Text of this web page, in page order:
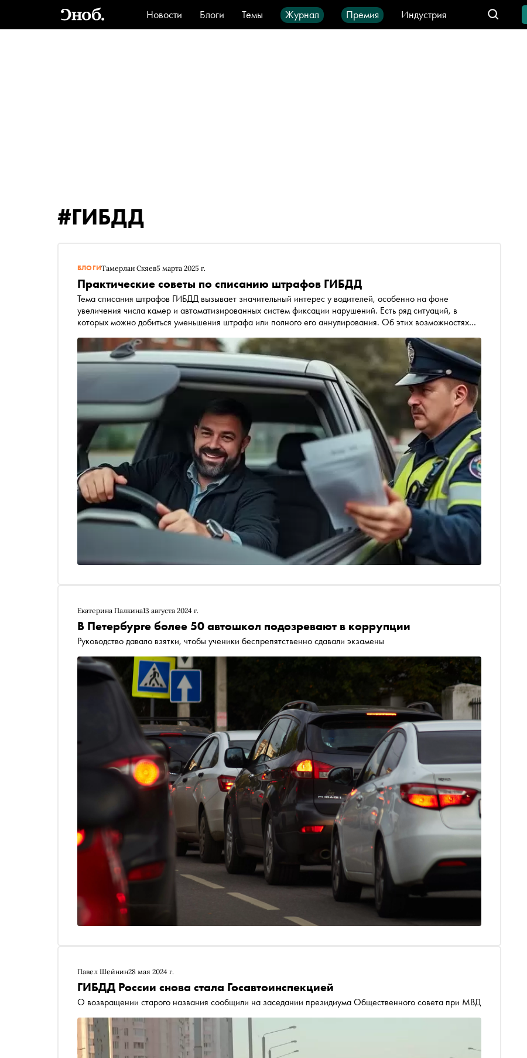
Новости Блоги Темы Журнал Премия
Индустрия
Стиль
Видео Город IT-продукты
#ГИБДД
БЛОГИТамерлан Скяев5 марта 2025 г.
Практические советы по списанию штрафов ГИБДД
Тема списания штрафов ГИБДД вызывает значительный интерес у водителей, особенно на фоне
увеличения числа камер и автоматизированных систем фиксации нарушений. Есть ряд ситуаций, в
которых можно добиться уменьшения штрафа или полного его аннулирования. Об этих возможностях
Екатерина Палкина13 августа 2024 г.
В Петербурге более 50 автошкол подозревают в коррупции
Руководство давало взятки, чтобы ученики беспрепятственно сдавали экзамены
Павел Шейнин28 мая 2024 г.
ГИБДД России снова стала Госавтоинспекцией
О возвращении старого названия сообщили на заседании президиума Общественного совета при МВД